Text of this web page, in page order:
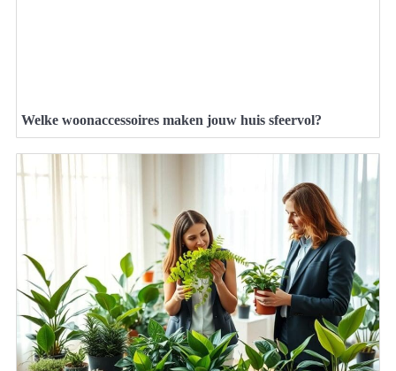
Welke woonaccessoires maken jouw huis sfeervol?